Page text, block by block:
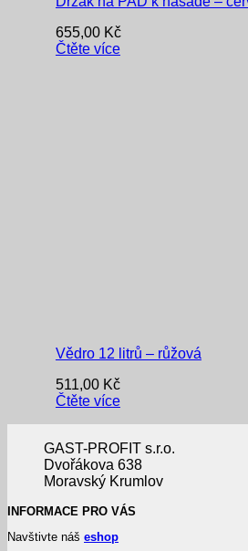
655,00 Kč
Čtěte více
Vědro 12 litrů – růžová
511,00 Kč
Čtěte více
GAST-PROFIT s.r.o.
Dvořákova 638
Moravský Krumlov
INFORMACE PRO VÁS
Navštivte náš eshop